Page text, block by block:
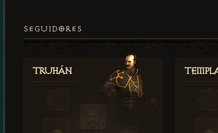
SEGUIDORES
Truhán